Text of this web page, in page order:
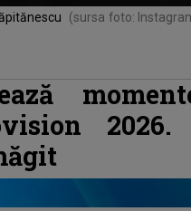
(sursa foto: